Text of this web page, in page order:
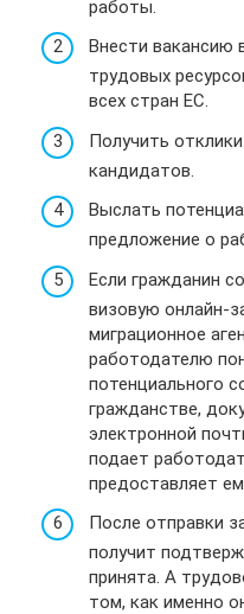
работы.
Внести вакансию
трудовых
всех стран ЕС.
Получить
кандидатов.
Выслать
предложение о
Если гражданин
визовую онлайн-
миграционное
работодателю
потенциального
гражданстве,
электронной
подает
предоставляет
После отправки
получит
принята. А
том, как именно